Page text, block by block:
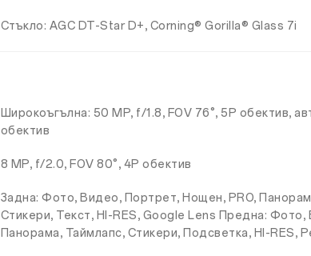
Стъкло: AGC DT-Star D+, Corning® Gorilla® Glass 7i
Широкоъгълна: 50 MP, f/1.8, FOV 76°, 5P обектив,
обектив
8 MP, f/2.0, FOV 80°, 4P обектив
Задна: Фото, Видео, Портрет, Нощен, PRO,
Стикери, Текст, HI-RES, Google Lens Предна:
Панорама, Таймлапс, Стикери, Подсветка, HI-RES,